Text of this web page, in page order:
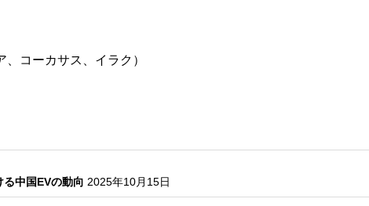
、コーカサス、イラク）
る中国EVの動向 2025年10月15日